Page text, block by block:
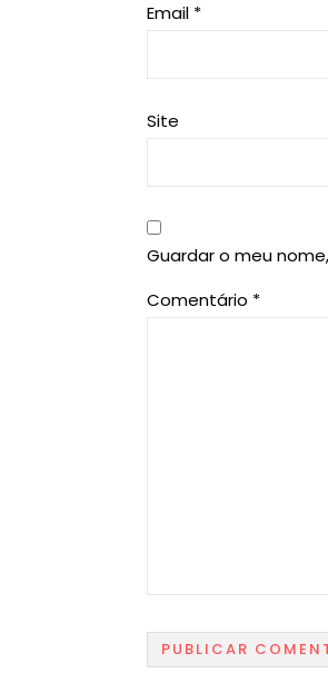
Email *
Site
Guardar o meu
Comentário *